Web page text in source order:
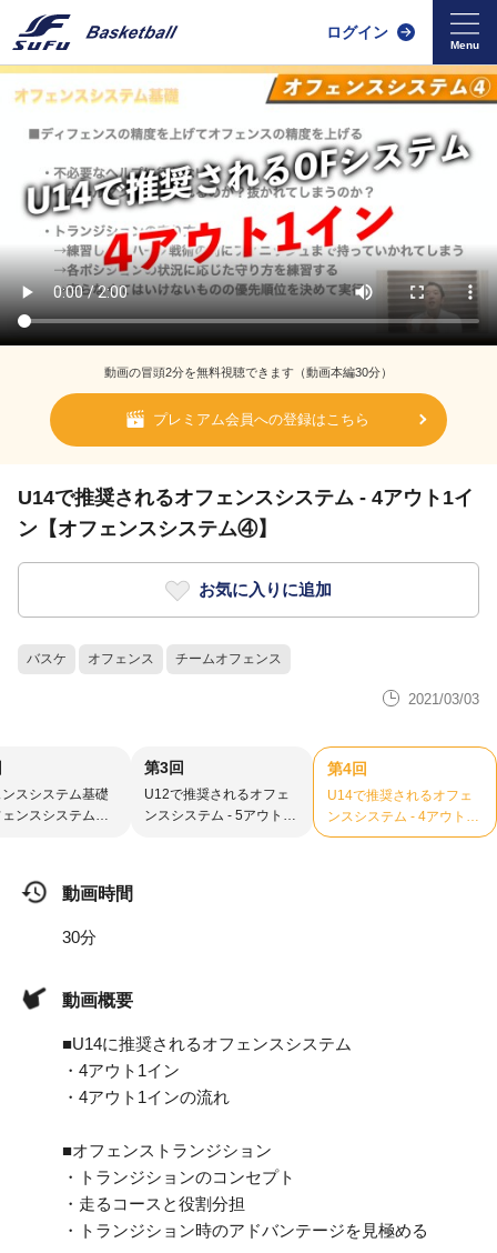
ログイン
動画の冒頭2分を無料視聴できます（動画本編30分）
プレミアム会員への登録はこちら
U14で推奨されるオフェンスシステム - 4アウト1イ
ン【オフェンスシステム④】
お気に入りに追加
バスケ オフェンス チームオフェンス
2021/03/03
スシステム基礎
ンスシステム
第3回
U12で推奨されるオフェ
ンスシステム - 5アウトオ
第4回
U14で推奨されるオフェ
ンスシステム - 4アウト1
イン【オフェンスシステ
動画時間
30分
動画概要
■U14に推奨されるオフェンスシステム
・4アウト1イン
・4アウト1インの流れ
■オフェンストランジション
・トランジションのコンセプト
・走るコースと役割分担
・トランジション時のアドバンテージを見極める